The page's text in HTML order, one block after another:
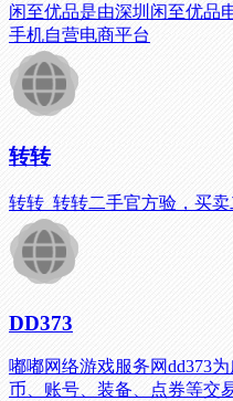
闲至优品是由深圳闲至优品
手机自营电商平台
转转
转转_转转二手官方验，买
DD373
嘟嘟网络游戏服务网dd373
币、账号、装备、点券等交